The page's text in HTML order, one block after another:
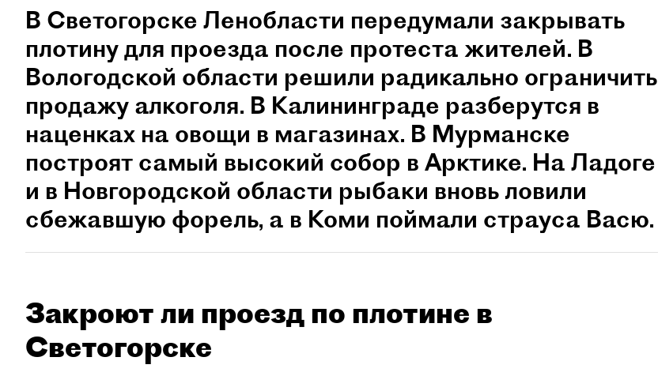
В Светогорске Ленобласти передумали закрывать
плотину для проезда после протеста жителей. В
Вологодской области решили радикально ограничить
продажу алкоголя. В Калининграде разберутся в
наценках на овощи в магазинах. В Мурманске
построят самый высокий собор в Арктике. На Ладоге
и в Новгородской области рыбаки вновь ловили
сбежавшую форель, а в Коми поймали страуса Васю.
Закроют ли проезд по плотине в
Светогорске